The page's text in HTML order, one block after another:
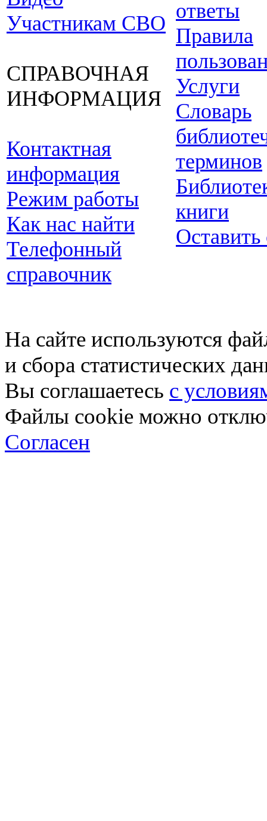
Участникам СВО
СПРАВОЧНАЯ
ИНФОРМАЦИЯ
Контактная
информация
Режим работы
Как нас найти
Телефонный
справочник
ответы
Правила
Услуги
Словарь
терминов
книги
Оставить
На сайте используются
и сбора статистических
Вы соглашаетесь с
Файлы cookie можно
Согласен